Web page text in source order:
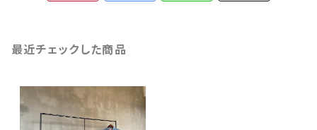
最近チェックした商品